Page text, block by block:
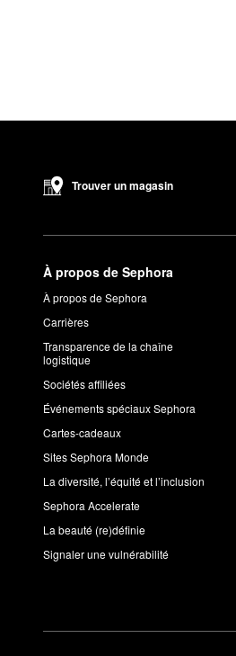
Trouver un magasin
À propos de Sephora
À propos de Sephora
Carrières
Transparence de la chaîne
logistique
Sociétés affiliées
Événements spéciaux Sephora
Cartes-cadeaux
Sites Sephora Monde
La diversité, l’équité et l’inclusion
Sephora Accelerate
La beauté (re)définie
Signaler une vulnérabilité